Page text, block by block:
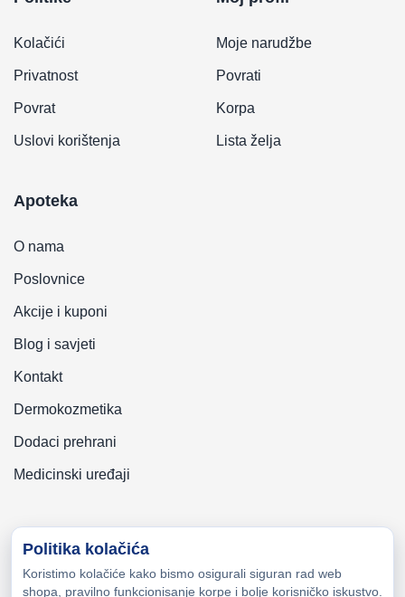
Kolačići
Privatnost
Povrat
Uslovi korištenja
Moje narudžbe
Povrati
Korpa
Lista želja
Apoteka
O nama
Poslovnice
Akcije i kuponi
Blog i savjeti
Kontakt
Dermokozmetika
Dodaci prehrani
Medicinski uređaji
Copyright © 2026 Zeni-Lijek Apoteka. Sva prava zadržana
Politika kolačića
Koristimo kolačiće kako bismo osigurali siguran rad web
shopa, pravilno funkcionisanje korpe i bolje korisničko iskustvo.